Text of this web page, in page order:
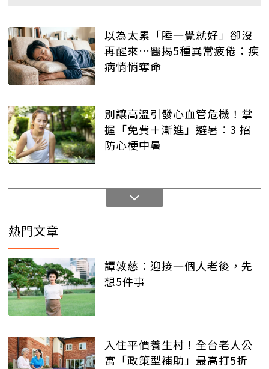
以為太累「睡一覺就好」卻沒
再醒來…醫揭5種異常疲倦：疾
病悄悄奪命
別讓高溫引發心血管危機！掌
握「免費＋漸進」避暑：3 招
防心梗中暑
熱門文章
譚敦慈：迎接一個人老後，先
想5件事
入住平價養生村！全台老人公
寓「政策型補助」最高打5折